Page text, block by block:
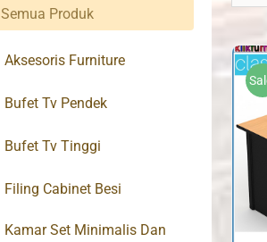
Semua Produk
Aksesoris Furniture
Bufet Tv Pendek
Bufet Tv Tinggi
Filing Cabinet Besi
Kamar Set Minimalis Dan